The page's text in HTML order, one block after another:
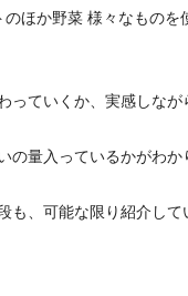
ほか野菜 様々なものを
っていくか、実感しなが
の量入っているかがわ
、可能な限り紹介して